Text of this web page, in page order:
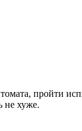
пройти
не хуже.